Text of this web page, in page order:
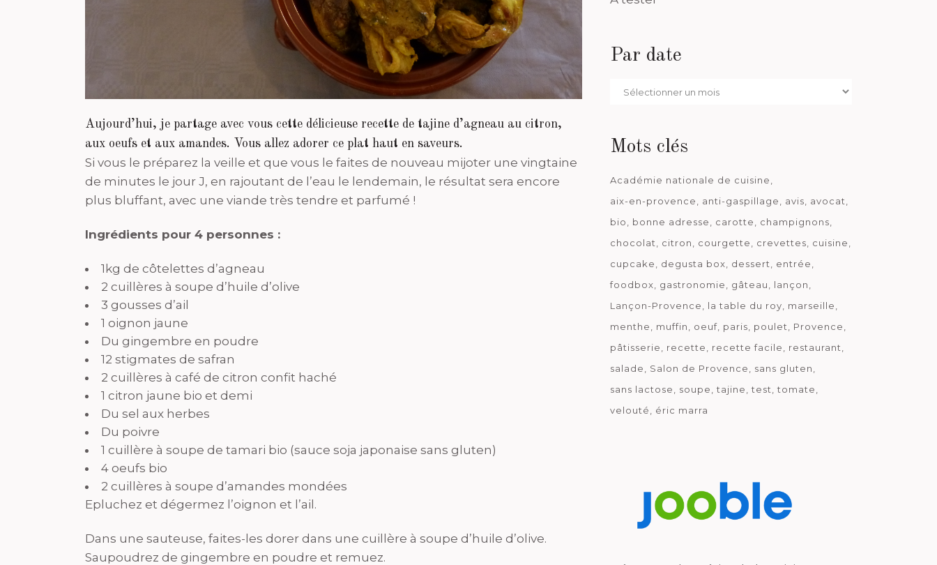
Aujourd’hui, je partage avec vous cette délicieuse recette de tajine d’agneau au citron,
aux oeufs et aux amandes. Vous allez adorer ce plat haut en saveurs.
Si vous le préparez la veille et que vous le faites de nouveau mijoter une vingtaine
de minutes le jour J, en rajoutant de l’eau le lendemain, le résultat sera encore
plus bluffant, avec une viande très tendre et parfumé !
Ingrédients pour 4 personnes :
1kg de côtelettes d’agneau
2 cuillères à soupe d’huile d’olive
3 gousses d’ail
1 oignon jaune
Du gingembre en poudre
12 stigmates de safran
2 cuillères à café de citron confit haché
1 citron jaune bio et demi
Du sel aux herbes
Du poivre
1 cuillère à soupe de tamari bio (sauce soja japonaise sans gluten)
4 oeufs bio
2 cuillères à soupe d’amandes mondées
Epluchez et dégermez l’oignon et l’ail.
Dans une sauteuse, faites-les dorer dans une cuillère à soupe d’huile d’olive.
Saupoudrez de gingembre en poudre et remuez.
Par date
Par
Mots clés
Académie nationale de cuisine
aix-en-provence
anti-gaspillage avis
avocat
bio
bonne adresse carotte
champignons
chocolat
citron courgette crevettes
cuisine
cupcake
degusta box dessert
entrée
foodbox
gastronomie gâteau
lançon
Lançon-Provence
la table du roy
marseille
menthe
muffin oeuf paris poulet
Provence
pâtisserie
recette recette facile
restaurant
salade
Salon de Provence
sans gluten
sans lactose
soupe tajine test
tomate
velouté
éric marra